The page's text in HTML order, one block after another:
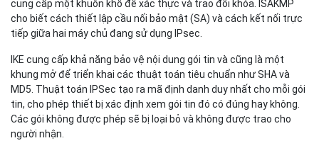
3. Internet Key Exchange (IKE)
IKE hay trao đổi khóa Internet là một giao thức bảo mật mạng
được thiết kế để trao đổi các khóa mã hóa thông qua cầu nối bảo
mật (Security Association - SA) giữa 2 thiết bị. Cầu nối bảo mật
thiết lập các thuộc tính bảo mật được chia sẻ giữa 2 thực thể
mạng để hỗ trợ giao tiếp an toàn.
Giao thức quản lý khóa (ISAKMP) và cầu nối bảo mật Internet